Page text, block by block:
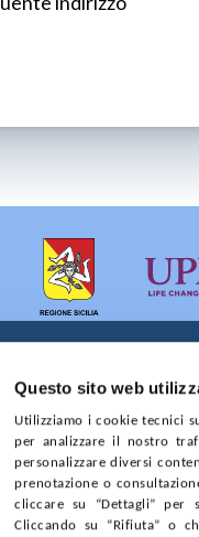
Questo sito web
Utilizziamo i cookie tecnici
per analizzare il nostro
personalizzare diversi
prenotazione o
cliccare su “Dettagli” per
Cliccando su “Rifiuta” o
Sede Sociale:
Ufficio Registro delle
nr. REA PA-201818
GARE